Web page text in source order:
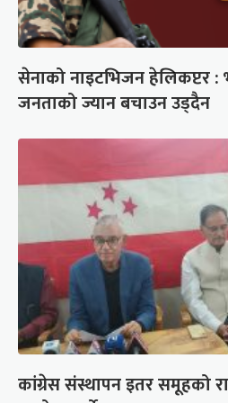
सेनाको नाइटभिजन हेलिकप्टर
जनताको ज्यान बचाउन उड्दैन
कांग्रेस संस्थापन इतर समूहको